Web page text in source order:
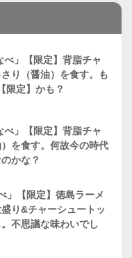
」【限定】背脂チャ
り（醤油）を食す。も
限定】かも？
」【限定】背脂チャ
を食す。何故今の時代
かな？
」【限定】徳島ラーメ
り&チャーシュートッ
不思議な味わいでし